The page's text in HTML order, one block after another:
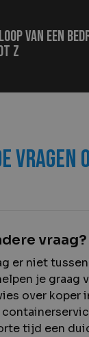
van een
Z
vragen
vraag?
er niet
je graag
over koper
tijd een